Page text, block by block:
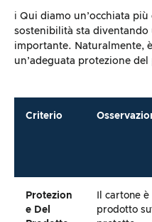
ℹ️ Qui diamo un’occhiata
sostenibilità sta diventando
importante. Naturalmente,
un’adeguata protezione
Criterio
Protezion
E Del
Il cartone
prodotto